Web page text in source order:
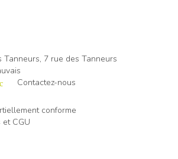
Tanneurs, 7 rue des Tanneurs
Contactez-nous
conforme
CGU